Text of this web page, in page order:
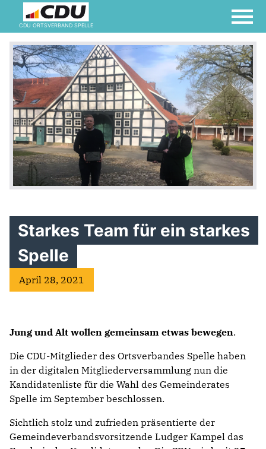
CDU ORTSVERBAND SPELLE
Starkes Team für ein starkes
Spelle
April 28, 2021
Jung und Alt wollen gemeinsam etwas bewegen.
Die CDU-Mitglieder des Ortsverbandes Spelle haben
in der digitalen Mitgliederversammlung nun die
Kandidatenliste für die Wahl des Gemeinderates
Spelle im September beschlossen.
Sichtlich stolz und zufrieden präsentierte der
Gemeindeverbandsvorsitzende Ludger Kampel das